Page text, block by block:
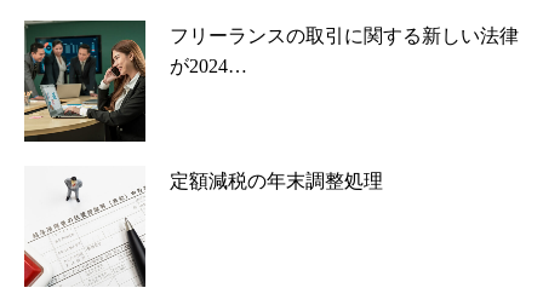
フリーランスの取引に関する新しい法律
が2024…
定額減税の年末調整処理